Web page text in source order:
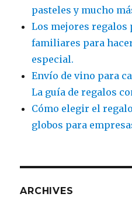
pasteles y mucho
Los mejores regalos
familiares para
especial.
Envío de vino para
La guía de regalos
Cómo elegir el
globos para
ARCHIVES